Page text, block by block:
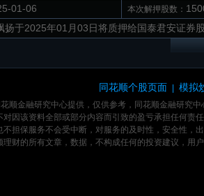
01-06 本次解押股数：
扬于2025年01月03日将质押给国泰君安证券
同花顺个股页面 模拟
顺金融研究中心提供，仅供参考，同花顺金融研究
对因该资料全部或部分内容而引致的盈亏承担任何
不担保服务不会受中断，对服务的及时性，安全性，
理财的所有文章，数据，不构成任何的投资建议，用